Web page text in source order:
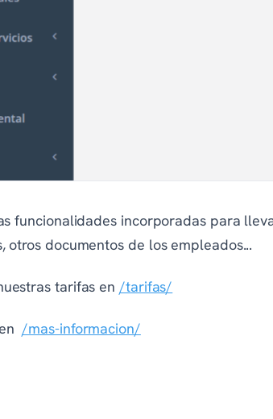
funcionalidades incorporadas para
otros documentos de los empleados...
tarifas en /tarifas/
/mas-informacion/